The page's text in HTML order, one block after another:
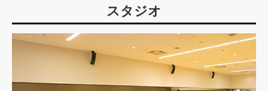
スタジオ